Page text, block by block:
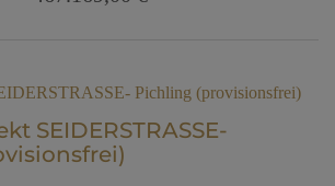
SEIDERSTRASSE-